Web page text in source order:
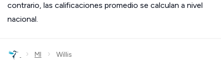
contrario, las calificaciones promedio se calculan a nivel
nacional.
› MI › Willis